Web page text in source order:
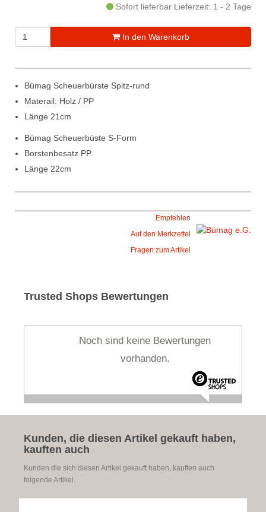
Sofort lieferbar Lieferzeit: 1 - 2 Tage
In den Warenkorb
Bümag Scheuerbürste Spitz-rund
Materail: Holz / PP
Länge 21cm
Bümag Scheuerbüste S-Form
Borstenbesatz PP
Länge 22cm
Empfehlen
Auf den Merkzettel
Fragen zum Artikel
Trusted Shops Bewertungen
Noch sind keine Bewertungen
vorhanden.
Kunden, die diesen Artikel gekauft haben,
kauften auch
Kunden die sich diesen Artikel gekauft haben, kauften auch
folgende Artikel.